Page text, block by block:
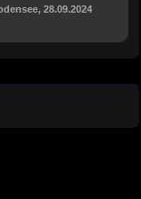
28.09.2024